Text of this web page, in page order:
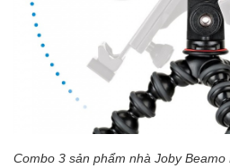
Combo 3 sản phẩm nhà Joby Beamo